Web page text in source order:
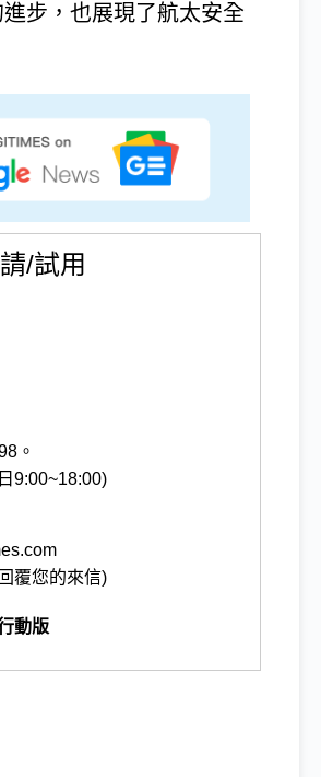
步，也展現了航太安全
/試用
。
9:00~18:00)
覆您的來信)
動版